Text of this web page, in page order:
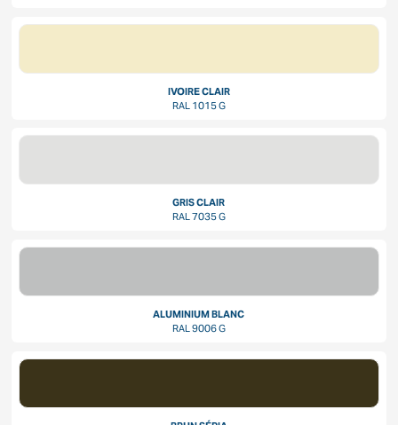
IVOIRE CLAIR
RAL 1015 G
GRIS CLAIR
RAL 7035 G
ALUMINIUM BLANC
RAL 9006 G